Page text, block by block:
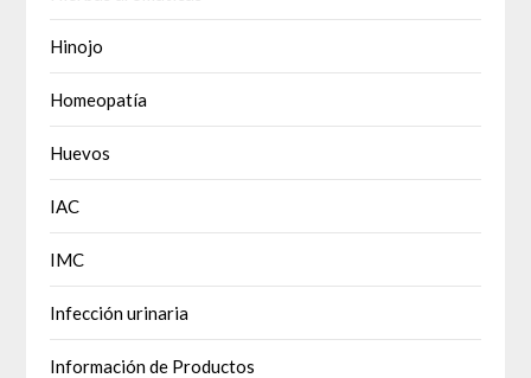
Hinojo
Homeopatía
Huevos
IAC
IMC
Infección urinaria
Información de Productos